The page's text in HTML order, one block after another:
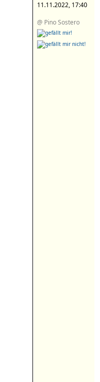
11.11.2022, 17:40
@ Pino Sostero